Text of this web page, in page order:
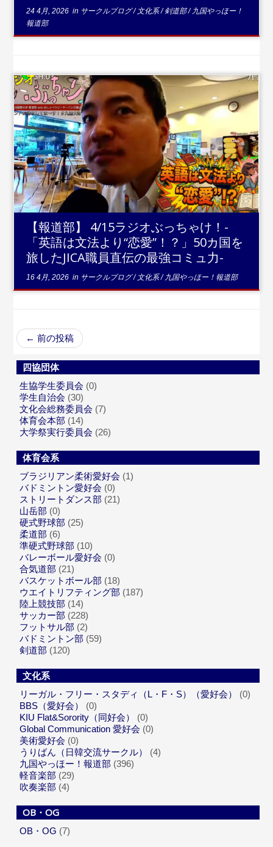
24 4月, 2026 in サークルブログ/ 文化系/剣道部/九国やっほー！
報道部
...続きを読む
【報道部】 4/15ラジオぶっちゃけ！-
「英語は文法より“恋愛”！？」50カ国を
旅したJICA職員直伝の最強コミュ力-
16 4月, 2026 in サークルブログ/ 文化系/九国やっほー！報道部
← 前の投稿
四協団体
生協学生委員会 (0)
学生自治会 (30)
文化会総務委員会 (7)
体育会本部 (14)
大学祭実行委員会 (26)
体育会系
ブラジリアン柔術愛好会 (1)
バドミントン愛好会 (0)
ストリートダンス部 (21)
山岳部 (0)
硬式野球部 (25)
柔道部 (6)
準硬式野球部 (10)
バレーボール愛好会 (0)
合気道部 (21)
バスケットボール部 (18)
ウエイトリフティング部 (187)
陸上競技部 (14)
サッカー部 (228)
フットサル部 (2)
バドミントン部 (59)
剣道部 (120)
文化系
リーガル・フリー・スタディ（L・F・S）（愛好会）
(0)
BBS（愛好会）
(0)
KIU Flat&Sorority（同好会）
(0)
Global Communication 愛好会 (0)
美術愛好会 (0)
うりばん（日韓交流サークル）
(4)
九国やっほー！報道部 (396)
軽音楽部 (29)
吹奏楽部 (4)
OB・OG
OB・OG (7)